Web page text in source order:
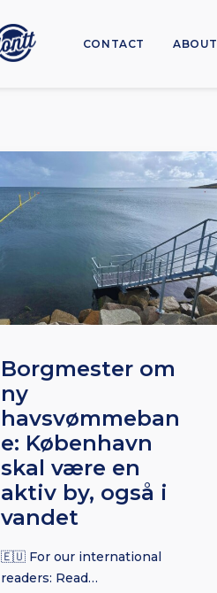
CONTACT ABOUT
Borgmester om
ny
havsvømmeban
e: København
skal være en
aktiv by, også i
vandet
🇪🇺 For our international
readers: Read…